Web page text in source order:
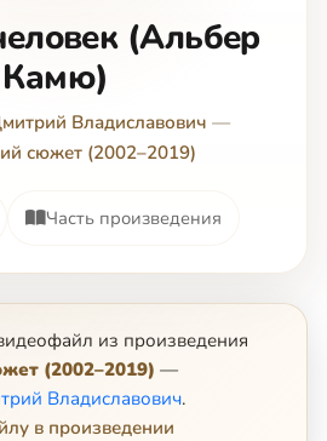
(Aльбep
Кaмю)
Владиславович —
сюжет (2002–2019)
Часть произведения
из произведения
(2002–2019) —
Владиславович.
в произведении